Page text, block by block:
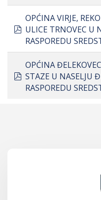
pdf
OPĆINA VIRJE,
ULICE TRNOVEC U
RASPOREDU
pdf
OPĆINA
STAZE U NASELJU
RASPOREDU